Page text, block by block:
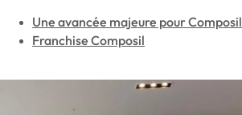
Une avancée majeure pour Composil
Franchise Composil